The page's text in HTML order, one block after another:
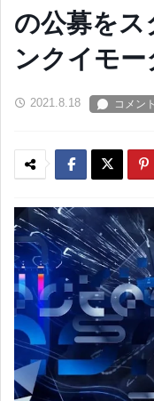
の公募をス
ンクイモ
2021.8.18